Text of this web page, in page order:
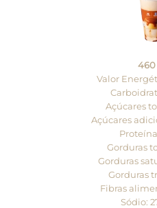
Valor
Açúcares
Açúcares
Gorduras
Gorduras
Gorduras
Fibras
Sódio: